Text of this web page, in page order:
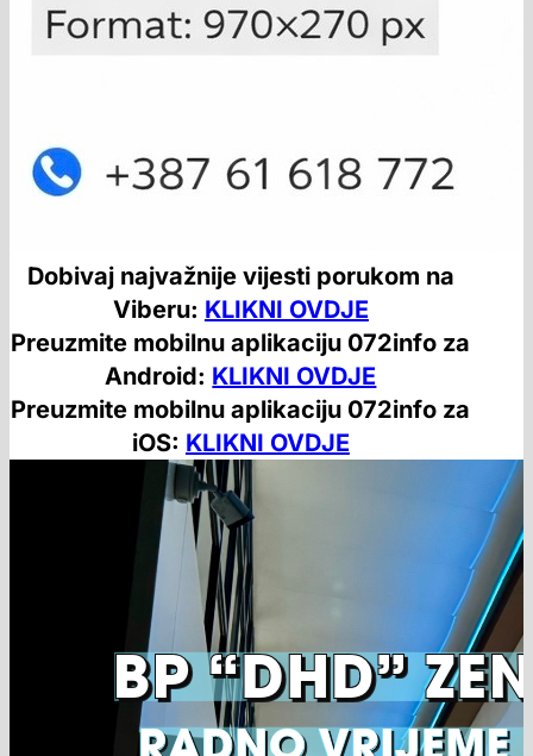
Dobivaj najvažnije vijesti porukom na
Viberu: KLIKNI OVDJE
Preuzmite mobilnu aplikaciju 072info za
Android: KLIKNI OVDJE
Preuzmite mobilnu aplikaciju 072info za
iOS: KLIKNI OVDJE